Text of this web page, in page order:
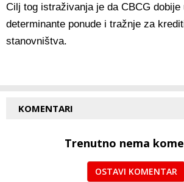
Cilj tog istraživanja je da CBCG
determinante ponude i tražnje za
stanovništva.
KOMENTARI
Trenutno nema
OSTAVI KOMENTAR